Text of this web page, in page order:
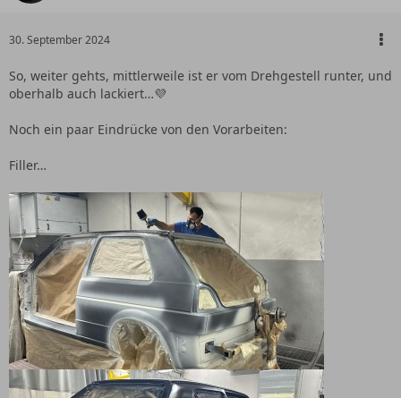
30. September 2024
So, weiter gehts, mittlerweile ist er vom Drehgestell runter, und
oberhalb auch lackiert…💜
Noch ein paar Eindrücke von den Vorarbeiten:
Filler…